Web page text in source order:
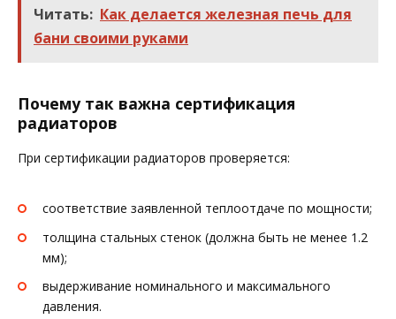
Читать: Как делается железная печь для
бани своими руками
Почему так важна сертификация
радиаторов
При сертификации радиаторов проверяется:
соответствие заявленной теплоотдаче по мощности;
толщина стальных стенок (должна быть не менее 1.2
мм);
выдерживание номинального и максимального
давления.